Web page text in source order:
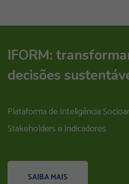
IFORM:
decisões
Plataforma de Inteligência
Stakeholders e Indicadores.
SAIBA MAIS